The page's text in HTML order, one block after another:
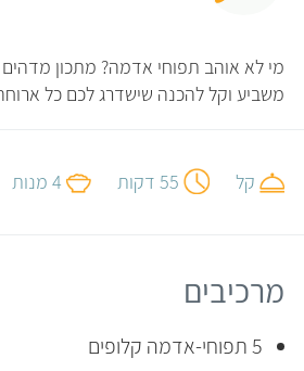
מי לא אוהב תפוחי אדמה? מתכון
משביע וקל להכנה שישדרג לכם כל
קל 55 דקות 4 מנות
מרכיבים
5 תפוחי-אדמה קלופים